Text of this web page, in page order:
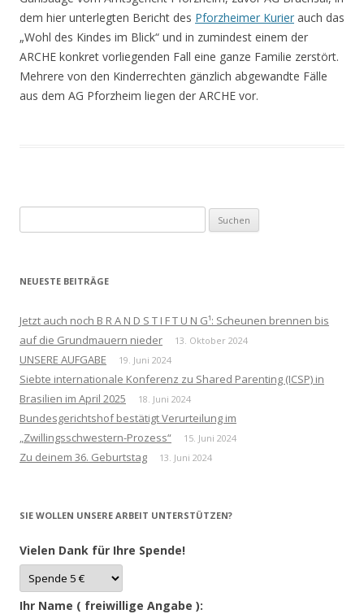
dem hier unterlegten Bericht des Pforzheimer Kurier auch das
„Wohl des Kindes im Blick“ und in zumindest einem der
ARCHE konkret vorliegenden Fall eine ganze Familie zerstört.
Mehrere von den Kinderrechten gänzlich abgewandte Fälle
aus dem AG Pforzheim liegen der ARCHE vor.
nach:
NEUESTE BEITRÄGE
Jetzt auch noch B R A N D S T I F T U N G¹: Scheunen brennen bis
auf die Grundmauern nieder
13. Oktober 2024
UNSERE AUFGABE 19. Juni 2024
Siebte internationale Konferenz zu Shared Parenting (ICSP) in
Brasilien im April 2025
18. Juni 2024
Bundesgerichtshof bestätigt Verurteilung im
„Zwillingsschwestern-Prozess“
15. Juni 2024
Zu deinem 36. Geburtstag 13. Juni 2024
SIE WOLLEN UNSERE ARBEIT UNTERSTÜTZEN?
Vielen Dank für Ihre Spende!
Ihr Name ( freiwillige Angabe ):